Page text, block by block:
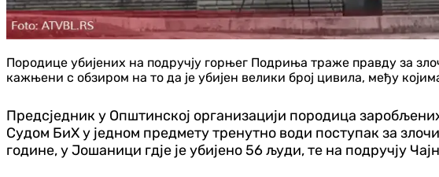
Породице убијених на подручју горњег Подриња траже правду за
кажњени с обзиром на то да је убијен велики број цивила, међу
Предсједник у Општинској организацији породица
Судом БиХ у једном предмету тренутно води поступак за
године, у Јошаници гдје је убијено 56 људи, те на подручју